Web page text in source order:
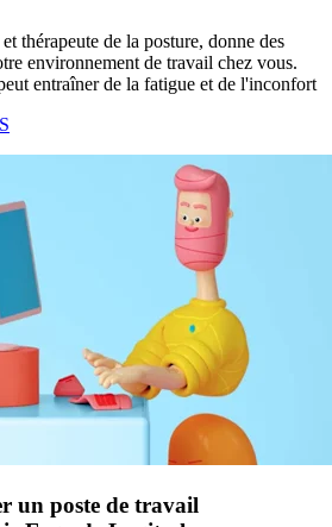
thérapeute de la posture, donne des
environnement de travail chez vous.
entraîner de la fatigue et de l'inconfort
un poste de travail